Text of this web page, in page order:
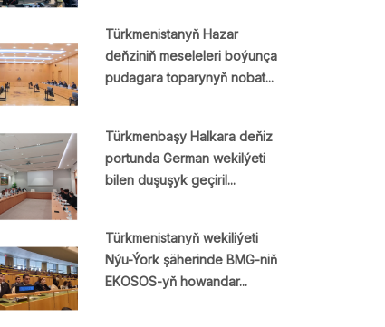
Türkmenistanyň Hazar
deňziniň meseleleri boýunça
pudagara toparynyň nobat...
Türkmenbaşy Halkara deňiz
portunda German wekilýeti
bilen duşuşyk geçiril...
Türkmenistanyň wekiliýeti
Nýu-Ýork şäherinde BMG-niň
EKOSOS-yň howandar...